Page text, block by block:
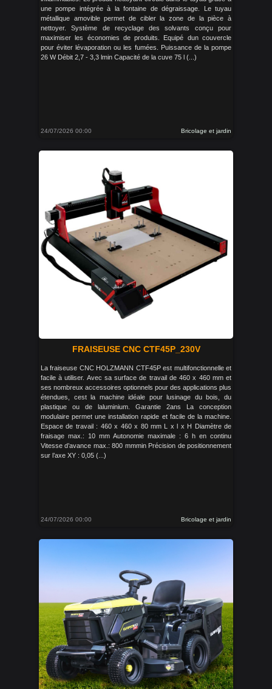
une pompe intégrée à la fontaine de dégraissage. Le tuyau
métallique amovible permet de cibler la zone de la pièce à
nettoyer. Système de recyclage des solvants conçu pour
maximiser les économies de produits. Equipé dun couvercle
pour éviter lévaporation ou les fumées. Puissance de la pompe
26 W Débit 2,7 - 3,3 lmin Capacité de la cuve 75 l (...)
24/07/2026 00:00 Bricolage et jardin
FRAISEUSE CNC CTF45P_230V
La fraiseuse CNC HOLZMANN CTF45P est multifonctionnelle et
facile à utiliser. Avec sa surface de travail de 460 x 460 mm et
ses nombreux accessoires optionnels pour des applications plus
étendues, cest la machine idéale pour lusinage du bois, du
plastique ou de laluminium. Garantie 2ans La conception
modulaire permet une installation rapide et facile de la machine.
Espace de travail : 460 x 460 x 80 mm L x l x H Diamètre de
fraisage max.: 10 mm Autonomie maximale : 6 h en continu
Vitesse d’avance max.: 800 mmmin Précision de positionnement
sur l’axe XY : 0,05 (...)
24/07/2026 00:00 Bricolage et jardin